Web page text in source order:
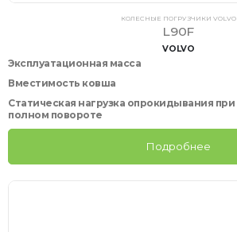
КОЛЕСНЫЕ ПОГРУЗЧИКИ VOLVO
L90F
VOLVO
Эксплуатационная масса
Вместимость ковша
Статическая нагрузка опрокидывания при
полном повороте
Подробнее